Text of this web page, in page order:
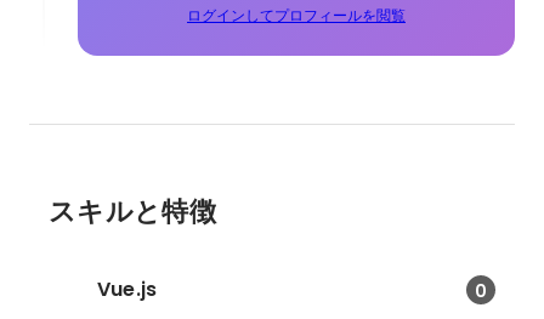
ログインしてプロフィールを閲覧
スキルと特徴
Vue.js 0